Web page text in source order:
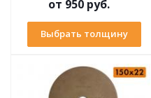
от 950 руб.
Выбрать толщину